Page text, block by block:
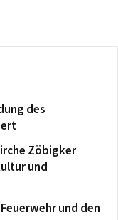
des
Zöbigker
und
und den